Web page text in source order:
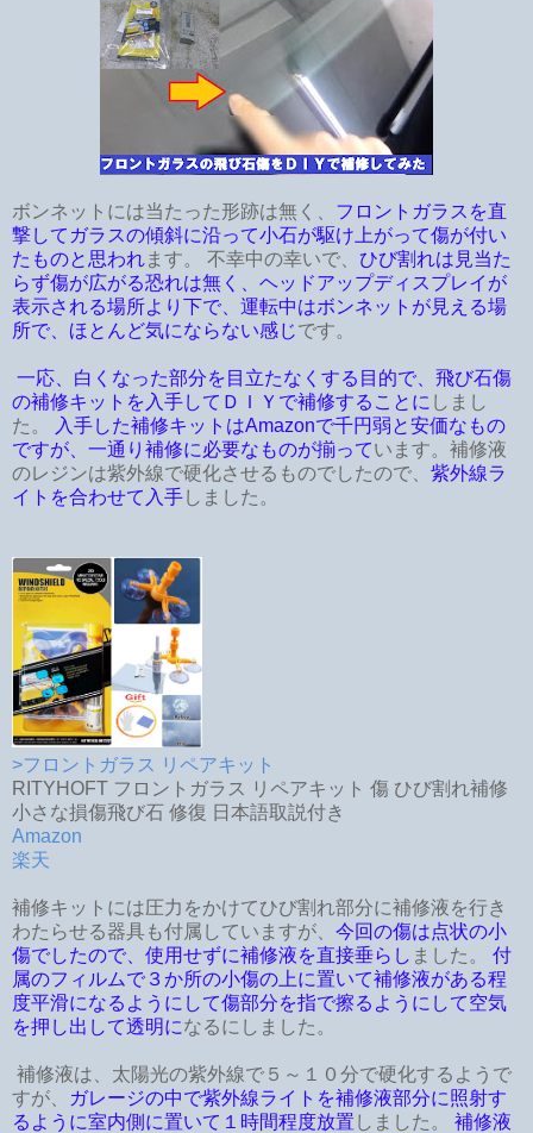
ボンネットには当たった形跡は無く、 フロントガラスを直
撃してガラスの傾斜に沿って小石が駆け上がって傷が付い
たものと思われます。 不幸中の幸いで、 ひび割れは見当た
らず傷が広がる恐れは無く、ヘッドアップディスプレイが
表示される場所より下で、運転中はボンネットが見える場
所で、ほとんど気にならない感じです。
一応、白くなった部分を目立たなくする目的で、飛び石傷
の補修キットを入手してＤＩＹで補修することに しまし
た。
入手した補修キットはAmazonで千円弱と安価なもの
ですが、一通り補修に必要なものが揃っています。補修液
のレジンは紫外線で硬化させるものでしたので、 紫外線ラ
イトを合わせて入手しました。
>フロントガラス リペアキット
RITYHOFT フロントガラス リペアキット 傷 ひび割れ補修
小さな損傷飛び石 修復 日本語取説付き
Amazon
楽天
補修キットには圧力をかけてひび割れ部分に補修液を行き
わたらせる器具も付属していますが、 今回の傷は点状の小
傷でしたので、使用せずに補修液を直接垂らし ました。 付
属のフィルムで３か所の小傷の上に置いて補修液がある程
度平滑になるようにして傷部分を指で擦るようにして空気
を押し出して透明になるにしました。
補修液は、太陽光の紫外線で５～１０分で硬化するようで
すが、
ガレージの中で紫外線ライトを補修液部分に照射す
るように室内側に置いて１時間程度放置 しました。 補修液